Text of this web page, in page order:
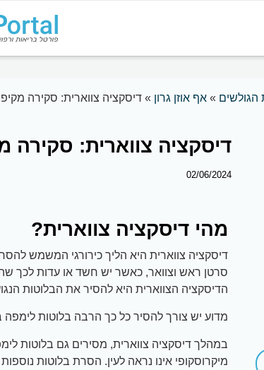
הגולשים » אף אוזן גרון » דיסקציה צווארית: סקירה
דיסקציה צווארית: סקירה
02/06/2024
מהי דיסקציה צווארית?
דיסקציה צווארית היא הליך כירורגי המשמש
סרטן ראש וצוואר, כאשר יש חשד או עדות לכך
הדיסקציה הצווארית היא להסיר את הבלוטות
מדוע יש צורך להסיר כל כך הרבה בלוטות לימפה
במהלך דיסקציה צווארית, מסירים גם בלוטות
מיקרוסקופי אינו נראה לעין. הסרת בלוטות